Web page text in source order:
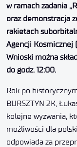
w ramach zadania
oraz demonstracja
rakietach
Agencji Kosmicznej
Wnioski można
do godz. 12:00.
Rok po
BURSZTYN 2K,
kolejne wyzwania,
możliwości dla
odpowiada za